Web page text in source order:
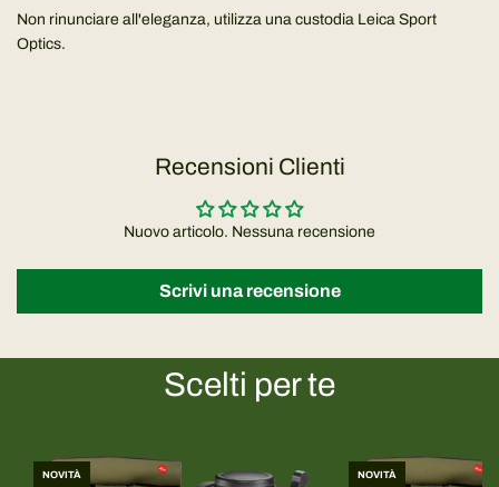
Non rinunciare all'eleganza, utilizza una custodia Leica Sport
Optics.
Recensioni Clienti
Nuovo articolo. Nessuna recensione
Scrivi una recensione
Scelti per te
NOVITÀ NOVITÀ